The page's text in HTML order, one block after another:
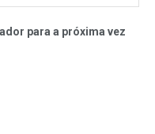
para a próxima vez